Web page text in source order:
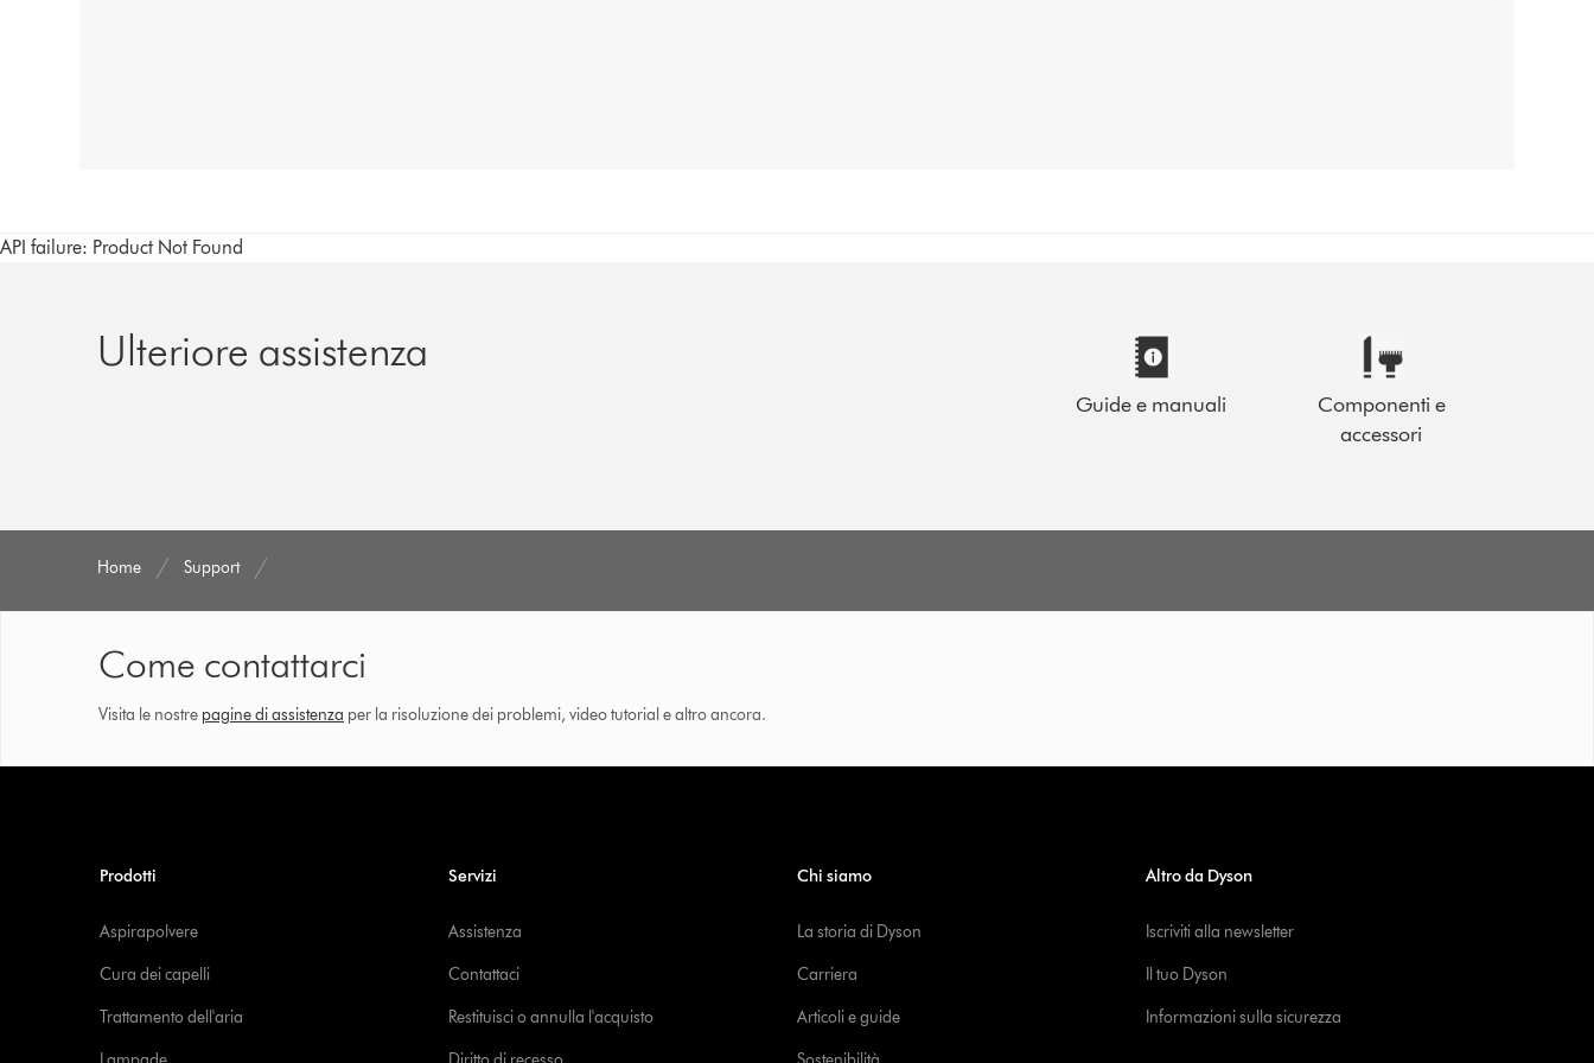
API failure: Product Not Found
Ulteriore assistenza
Guide e manuali
Componenti e
accessori
Home Support
Come contattarci
Visita le nostre pagine di assistenza per la risoluzione dei problemi, video tutorial e altro ancora.
Prodotti
Aspirapolvere
Cura dei capelli
Trattamento dell'aria
Servizi
Assistenza
Contattaci
Restituisci o annulla l'acquisto
Chi siamo
La storia di Dyson
Carriera
Articoli e guide
Altro da Dyson
Iscriviti alla newsletter
Il tuo Dyson
Informazioni sulla sicurezza